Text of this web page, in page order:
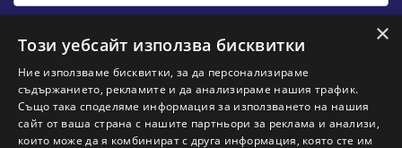
Абонирам се
НАЙ-ПОПУЛЯРНИ ТЪРСЕНИЯ:
×
Този уебсайт използва бисквитки
Ние използваме бисквитки, за да персонализираме
съдържанието, рекламите и да анализираме нашия трафик.
Също така споделяме информация за използването на нашия
сайт от ваша страна с нашите партньори за реклама и анализи,
които може да я комбинират с друга информация, която сте им